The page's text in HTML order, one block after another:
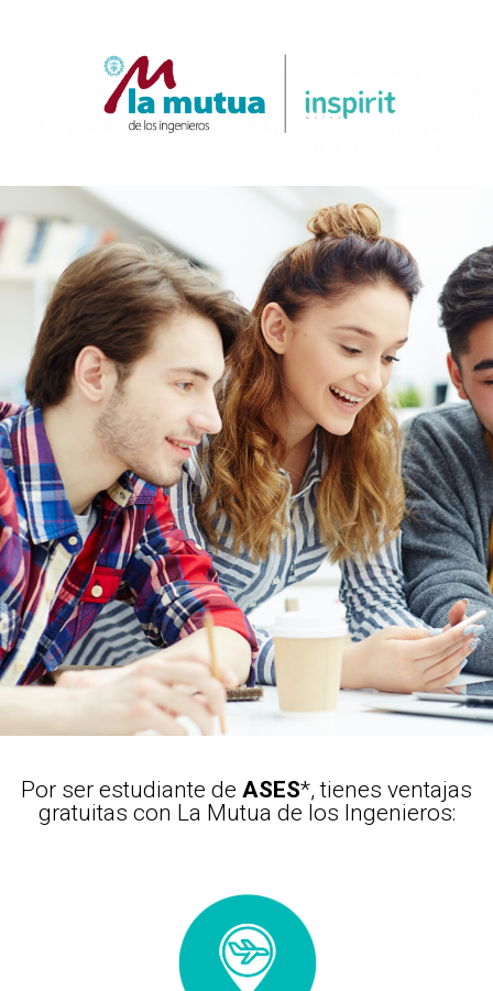
Por ser estudiante de ASES*, tienes ventajas
gratuitas con La Mutua de los Ingenieros: